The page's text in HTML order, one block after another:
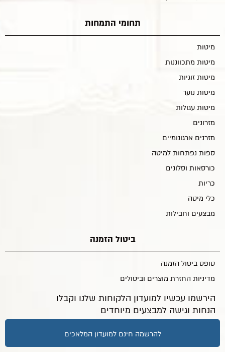
תחומי התמחות
מיטות
מיטות מתכווננות
מיטות זוגיות
מיטות נוער
מיטות עגולות
מזרונים
מזרנים ארגונומיים
ספות נפתחות למיטה
כורסאות וסלונים
כריות
כלי מיטה
מבצעים וחבילות
ביטול הזמנה
טופס ביטול הזמנה
מדיניות החזרת מוצרים וביטולים
הירשמו עכשיו למועדון הלקוחות שלנו וקבלו
הנחות וגישה למבצעים מיוחדים
להרשמה חינם למועדון המלאכים